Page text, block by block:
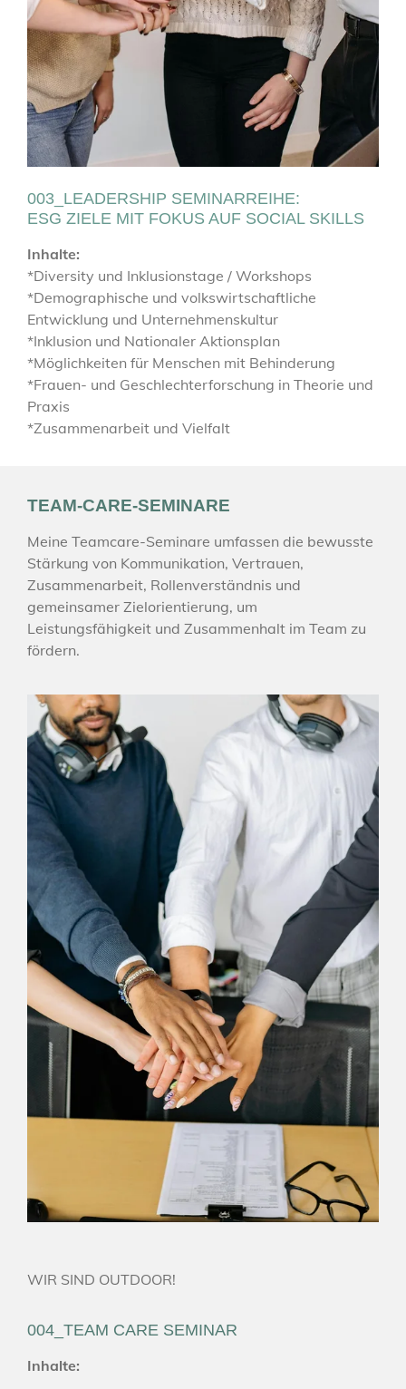
003_LEADERSHIP SEMINARREIHE:
ESG ZIELE MIT FOKUS AUF SOCIAL SKILLS
Inhalte:
*Diversity und Inklusionstage / Workshops
*Demographische und volkswirtschaftliche
Entwicklung und Unternehmenskultur
*Inklusion und Nationaler Aktionsplan
*Möglichkeiten für Menschen mit Behinderung
*Frauen- und Geschlechterforschung in Theorie und
Praxis
*Zusammenarbeit und Vielfalt
TEAM-CARE-SEMINARE
Meine Teamcare-Seminare umfassen die bewusste
Stärkung von Kommunikation, Vertrauen,
Zusammenarbeit, Rollenverständnis und
gemeinsamer Zielorientierung, um
Leistungsfähigkeit und Zusammenhalt im Team zu
fördern.
WIR SIND OUTDOOR!
004_TEAM CARE SEMINAR
Inhalte: